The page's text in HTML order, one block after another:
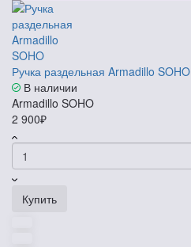
Ручка раздельная Armadillo SOHO
В наличии
Armadillo SOHO
2 900₽
Купить